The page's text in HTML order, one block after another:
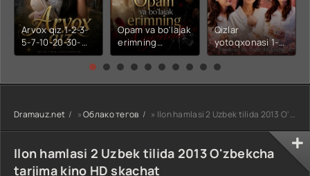
Arvox qiz 1-2-3-
5-7-10-20-30-
50-60-70-80-
2026 HD skachat
Opam va bo'lajak
erimning
xiyonati 1-2-3-4-
5-6-7-10-20-30-
seriali uzbek
tilida Barcha
skachat
Qizlar
yotoqxonasi 1-2-
3-4-5-6-7-10-20-
30-50-60-70-80-
tilida Barcha
qismlar 2026 HD
Dramauz.net »Облако тегов » Ilon hamlasi 2 Uzbek tilida 2013 O'zbekcha tarjima kino HD skachat
Ilon hamlasi 2 Uzbek tilida 2013 O'zbekcha
tarjima kino HD skachat